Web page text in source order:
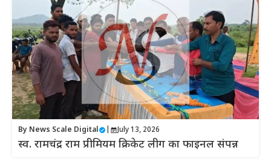
By News Scale Digital July 13, 2026
स्व. रामचंद्र राम प्रीमियम क्रिकेट लीग का फाइनल संपन्न